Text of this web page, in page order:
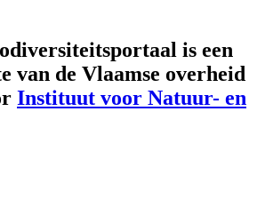
is een
van de Vlaamse overheid
Instituut voor Natuur- en